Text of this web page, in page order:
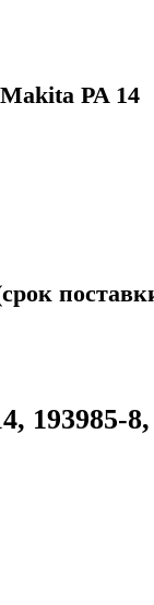
PA 14
193985-8,